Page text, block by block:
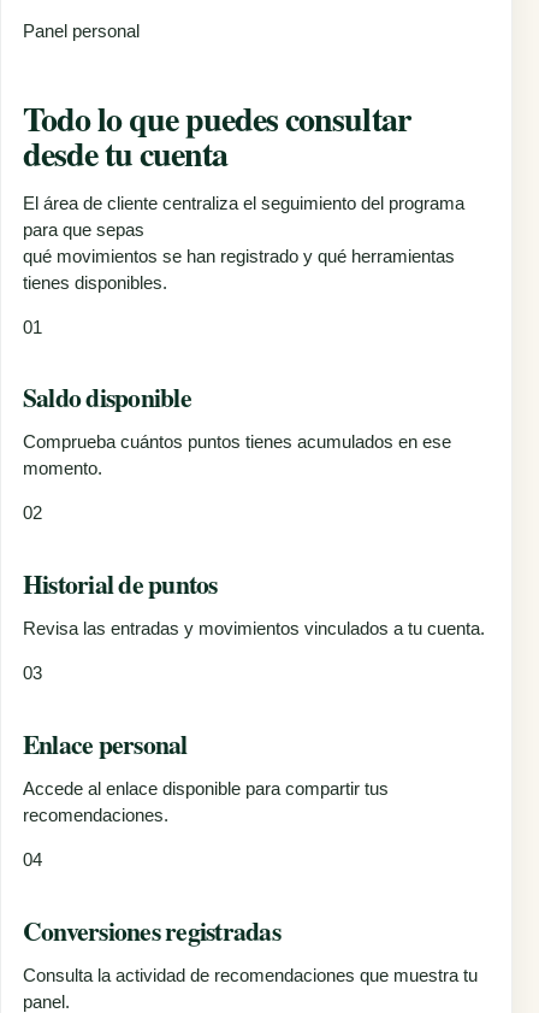
Panel personal
Todo lo que puedes consultar
desde tu cuenta
El área de cliente centraliza el seguimiento del programa
para que sepas
qué movimientos se han registrado y qué herramientas
tienes disponibles.
01
Saldo disponible
Comprueba cuántos puntos tienes acumulados en ese
momento.
02
Historial de puntos
Revisa las entradas y movimientos vinculados a tu cuenta.
03
Enlace personal
Accede al enlace disponible para compartir tus
recomendaciones.
04
Conversiones registradas
Consulta la actividad de recomendaciones que muestra tu
panel.